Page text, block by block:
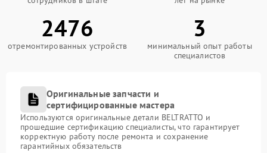
2476
отремонтированных устройств
3
минимальный опыт работы
специалистов
Оригинальные запчасти и
сертифицированные мастера
Используются оригинальные детали BELTRATTO и
прошедшие сертификацию специалисты, что гарантирует
корректную работу после ремонта и сохранение
гарантийных обязательств